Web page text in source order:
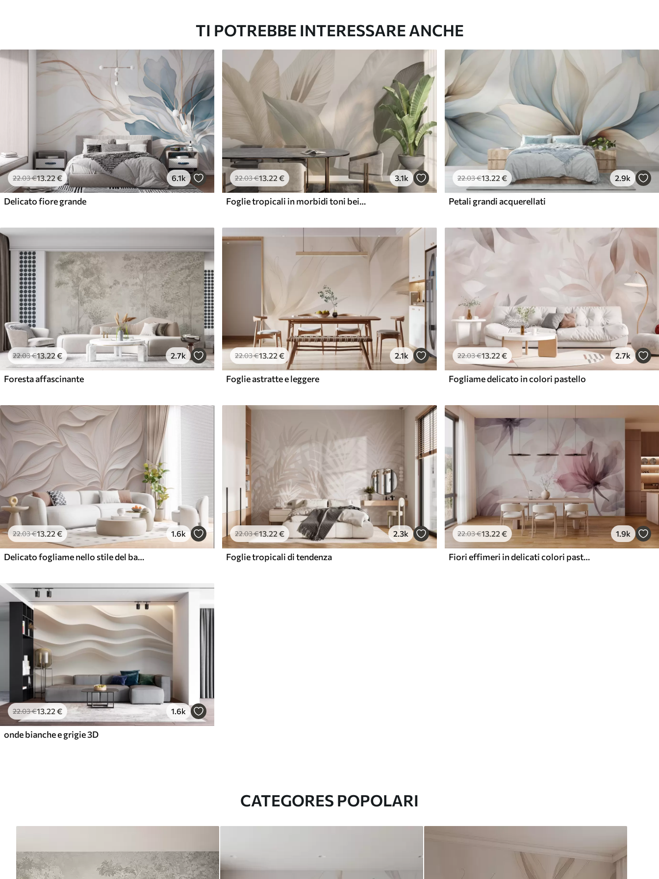
TI POTREBBE INTERESSARE ANCHE
22.03€13.22 € 6.1k
Delicato fiore grande
22.03€13 .22 € 3.1k
Foglie tropicali in morbidi toni beige e verdi, con un effetto acquerello e delicate transizioni di colore
22.03€13.22 € 2.9k
Petali grandi acquerellati
22.03€13.22€ 2.7k
Foresta affascinante
22.03€13.22 € 2.1k
Foglie astratte e leggere
22.03€13.22 € 2.7k
Fogliame delicato in colori pastello
22.03€13 .22€ 1.6k
Delicato fogliame nello stile del bassorilievo
22.03€13 .22 € 2.3k
Foglie tropicali di tendenza
22.03€13.22 € 1.9k
Fiori effimeri in delicati colori pastello
22.03€13.22 € 1.6k
onde bianche e grigie 3D
CATEGORES POPOLARI